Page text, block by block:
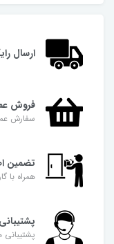
ارسال
فروش
سفارش
تضمین
همراه با
پشتیبانی
پشتیبانی